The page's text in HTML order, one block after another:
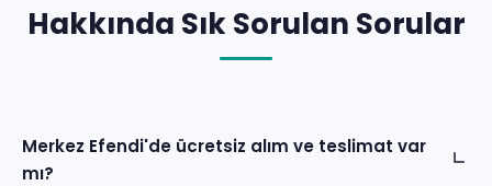
Hakkında Sık Sorulan Sorular
Merkez Efendi'de ücretsiz alım ve teslimat var
mı?